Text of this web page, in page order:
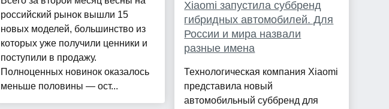
российский рынок вышли 15
новых моделей, большинство из
которых уже получили ценники и
поступили в продажу.
Полноценных новинок оказалось
меньше половины — ост...
Xiaomi запустила суббренд
гибридных автомобилей. Для
России и мира назвали
разные имена
Технологическая компания Xiaomi
представила новый
автомобильный суббренд для